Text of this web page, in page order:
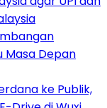
Masa Depan
ke Publik,